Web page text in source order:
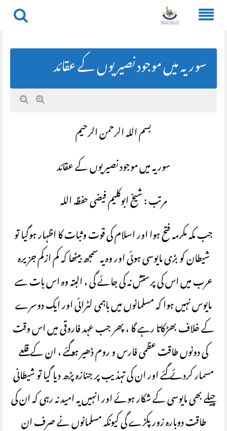
contentسوریہ میں موجود نصیریوں کے عقائد
بسم اللہ الرحمن الرحیم
سوریہ میں موجود نصیریوں کے عقائد
مرتب : شیخ ابوکلیم فیضی حفظہ اللہ
جب مکہ مکرمہ فتح ہوا اور اسلام کی قوت وثبات کا اظہار ہوگیا تو
شیطان کو بڑی مایوسی ہوئی اور وہ یہ سمجھ بیٹھا کہ کم ازکم جزیرہ
عرب میں اس کی پرستش نہ کی جائے گی ، البتہ وہ اس بات سے
مایوس نہیں ہوا کہ مسلمانوں میں باہمی لٹرائی اور ایک دوسرے
کے خلاف بھڑکاتا رہے گا ، پھر جب عہد فاروقی میں اس وقت
کی دونوں طاقت عظمی فارس و روم ڈھیر ہوگئے ، ان کے قلعے
مسمار کردئے گئے اور ان کی تہذیب پر جنازہ پڑھ دیا گیا تو شیطانی
چیلے بھی مایوسی کے شکار ہوئے اور انہیں یہ امید نہ رہی کہ ان کی
طاقت دوبارہ زور پکڑے گی کیونکہ مسلمانوں نے صرف ان